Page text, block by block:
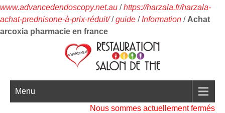
www.advancedendoscopy.net.au /https://harzala.fr/harzala-
achat-prednisone-à-prix-réduit//guide / Information / Achat
arcoxia pharmacie en france
Menu
Nous sommes actuellement fermés